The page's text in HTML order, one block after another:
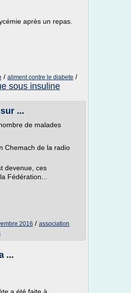
après un repas.
/ aliment contre le diabete /
sous insuline
...
de malades
Chemach de la radio
devenue, ces
Fédération...
2016 / association
...